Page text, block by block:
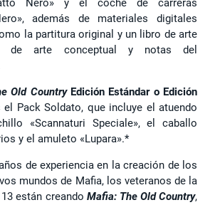
Nero» y el coche de carreras
además de materiales digitales
la partitura original y un libro de arte
de arte conceptual y notas del
Old Country Edición Estándar o Edición
el Pack Soldato, que incluye el atuendo
«Scannaturi Speciale», el caballo
y el amuleto «Lupara».*
de experiencia en la creación de los
mundos de Mafia, los veteranos de la
están creando Mafia: The Old Country,